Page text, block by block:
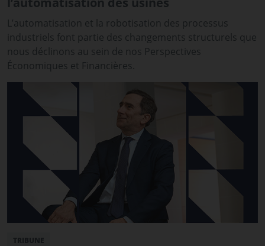
L’automatisation et la robotisation des processus
industriels font partie des changements structurels que
nous déclinons au sein de nos Perspectives
Économiques et Financières.
TRIBUNE